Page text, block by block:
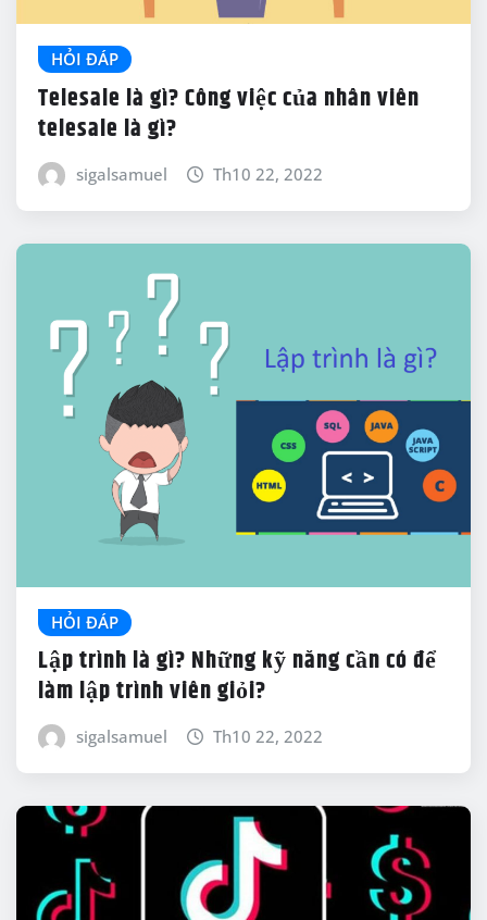
HỎI ĐÁP
Telesale là gì? Công việc của nhân viên
telesale là gì?
sigalsamuel Th10 22, 2022
HỎI ĐÁP
Lập trình là gì? Những kỹ năng cần có để
làm lập trình viên giỏi?
sigalsamuel Th10 22, 2022